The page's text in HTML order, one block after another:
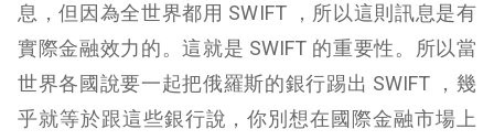
息，但因為全世界都用 SWIFT ，所以這則訊息是有
實際金融效力的。這就是 SWIFT 的重要性。所以當
世界各國說要一起把俄羅斯的銀行踢出 SWIFT ，幾
乎就等於跟這些銀行說，你別想在國際金融市場上